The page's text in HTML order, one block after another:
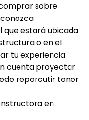
sobre
estará ubicada
o en el
tu experiencia
cuenta proyectar
repercutir tener
en